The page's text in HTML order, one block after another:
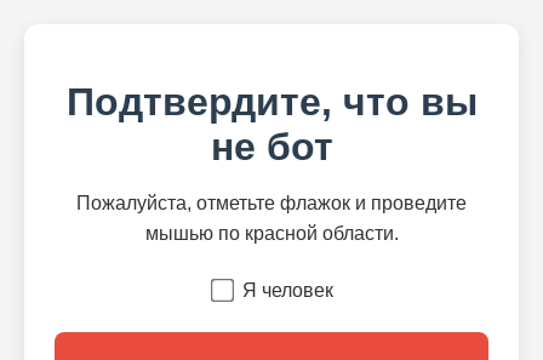
Подтвердите, что вы
не бот
Пожалуйста, отметьте флажок и проведите
мышью по красной области.
Я человек